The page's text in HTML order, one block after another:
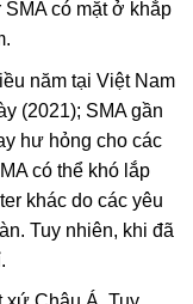
có mặt ở khắp
năm tại Việt Nam
(2021); SMA gần
hư hỏng cho các
có thể khó lắp
khác do các yêu
Tuy nhiên, khi đã